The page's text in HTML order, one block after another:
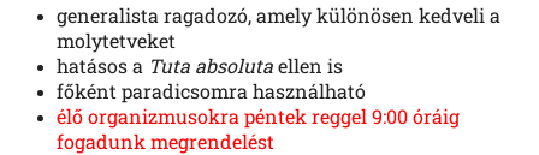
generalista ragadozó, amely különösen kedveli a
molytetveket
hatásos a Tuta absolutaellen is
főként paradicsomra használható
élő organizmusokra péntek reggel 9:00 óráig
fogadunk megrendelést